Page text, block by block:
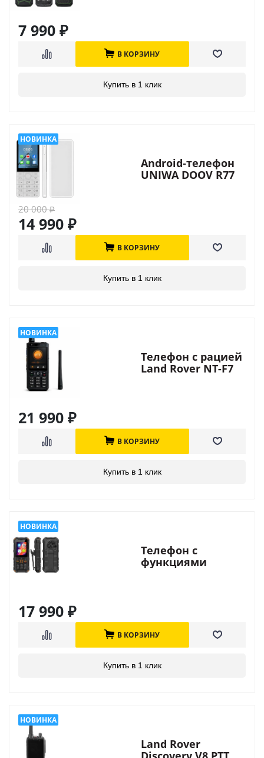
7 990 ₽
В КОРЗИНУ
Купить в 1 клик
Android-телефон
UNIWA DOOV R77
20 000₽
14 990 ₽
В КОРЗИНУ
Купить в 1 клик
Телефон с рацией
Land Rover NT-F7
21 990 ₽
В КОРЗИНУ
Купить в 1 клик
Телефон с
функциями
17 990 ₽
В КОРЗИНУ
Купить в 1 клик
Land Rover